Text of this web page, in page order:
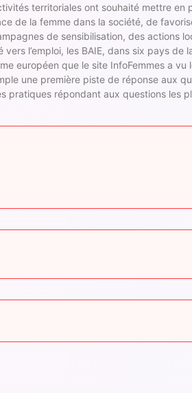
territoriales ont souhaité mettre en
de la femme dans la société, de
de sensibilisation, des actions
l’emploi, les BAIE, dans six pays de
européen que le site InfoFemmes a vu
une première piste de réponse aux
pratiques répondant aux questions les